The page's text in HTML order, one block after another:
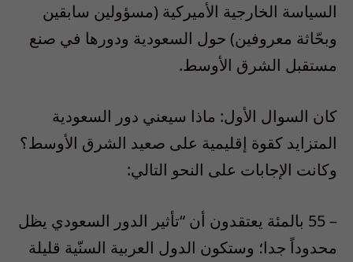
السياسة الخارجية الأميركية (مسؤولين سابقين
وبحّاثة معروفين) حول السعودية ودورها في صنع
مستقبل الشرق الأوسط.
كان السوال الأول: ماذا سيعني دور السعودية
المتزايد كقوة إقليمية على صعيد الشرق الأوسط؟
وكانت الإجابات على النحو التالي:
– 55 بالمئة يعتقدون أن “تأثير الدور السعودي يظل
محدوداً جدا؛ وستكون الدول العربية السنّية قليلة